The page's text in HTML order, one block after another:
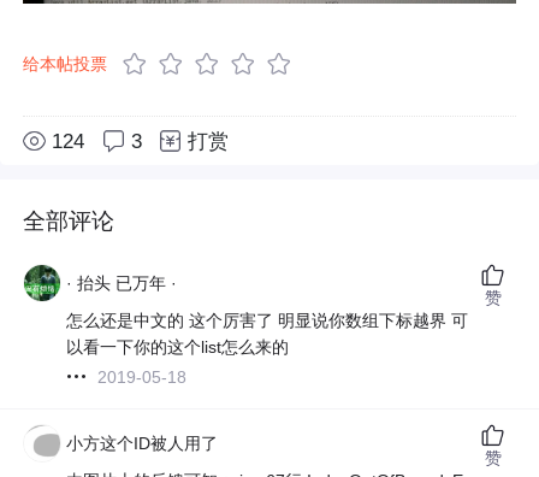
给本帖投票
124 3 打赏
全部评论
· 抬头 已万年 ·
怎么还是中文的 这个厉害了 明显说你数组下标越界 可
以看一下你的这个list怎么来的
2019-05-18
赞
小方这个ID被人用了
赞